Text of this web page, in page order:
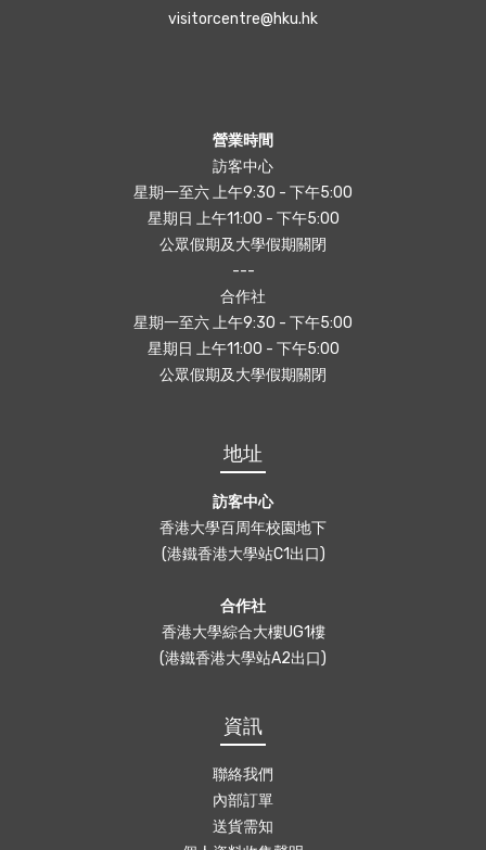
visitorcentre@hku.hk
營業時間
訪客中心
星期一至六 上午9:30 - 下午5:00
星期日 上午11:00 - 下午5:00
公眾假期及大學假期關閉
---
合作社
星期一至六 上午9:30 - 下午5:00
星期日 上午11:00 - 下午5:00
公眾假期及大學假期關閉
地址
訪客中心
香港大學百周年校園地下
(港鐵香港大學站C1出口)
合作社
香港大學綜合大樓UG1樓
(港鐵香港大學站A2出口)
資訊
聯絡我們
內部訂單
送貨需知